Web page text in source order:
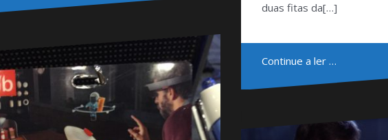
duas fitas da[…]
Continue a ler …